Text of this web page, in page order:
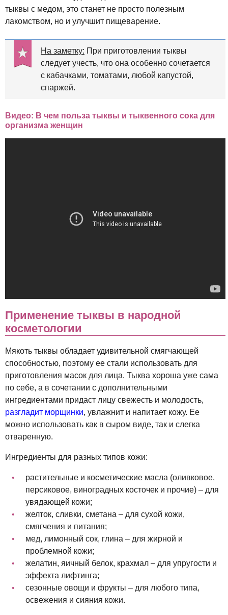
тыквы с медом, это станет не просто полезным
лакомством, но и улучшит пищеварение.
На заметку: При приготовлении тыквы
следует учесть, что она особенно сочетается
с кабачками, томатами, любой капустой,
спаржей.
Видео: В чем польза тыквы и тыквенного сока для
организма женщин
Применение тыквы в народной
косметологии
Мякоть тыквы обладает удивительной смягчающей
способностью, поэтому ее стали использовать для
приготовления масок для лица. Тыква хороша уже сама
по себе, а в сочетании с дополнительными
ингредиентами придаст лицу свежесть и молодость,
разгладит морщинки, увлажнит и напитает кожу. Ее
можно использовать как в сыром виде, так и слегка
отваренную.
Ингредиенты для разных типов кожи:
растительные и косметические масла (оливковое,
персиковое, виноградных косточек и прочие) – для
увядающей кожи;
желток, сливки, сметана – для сухой кожи,
смягчения и питания;
мед, лимонный сок, глина – для жирной и
проблемной кожи;
желатин, яичный белок, крахмал – для упругости и
эффекта лифтинга;
сезонные овощи и фрукты – для любого типа,
освежения и сияния кожи.